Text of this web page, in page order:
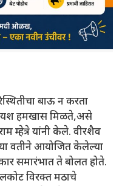
बाऊ न करता
यश हमखास मिळते,असे
म्हेत्रे यांनी केले. वीरशैव
वतीने आयोजित केलेल्या
समारंभात ते बोलत होते.
विरक्त मठाचे